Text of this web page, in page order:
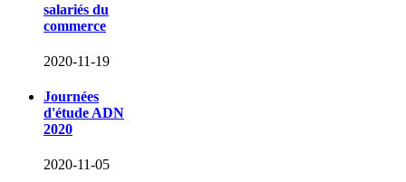
salariés du
commerce
2020-11-19
Journées
d'étude ADN
2020
2020-11-05